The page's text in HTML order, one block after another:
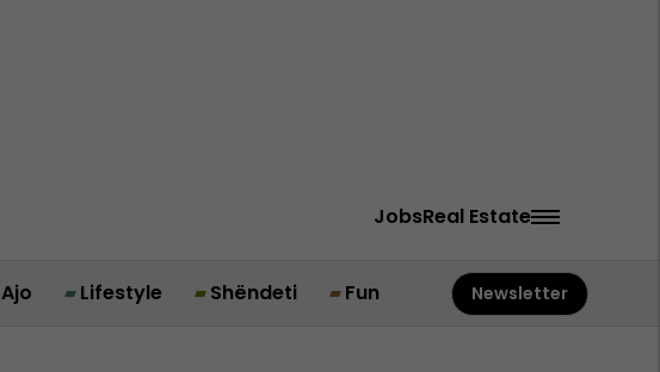
JobsReal Estate
Ajo Lifestyle Shëndeti Fun Newsletter